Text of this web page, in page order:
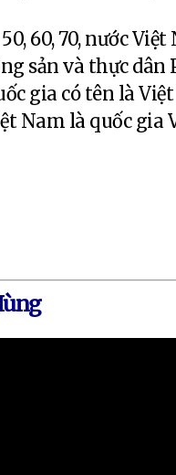
60, 70, nước
sản và thực
gia có tên là
Nam là quốc gia